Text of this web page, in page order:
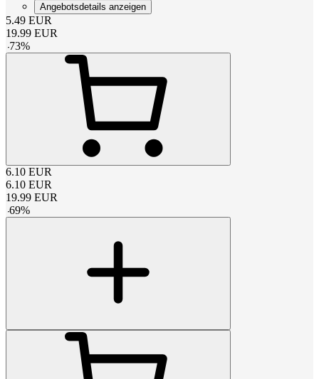
Angebotsdetails anzeigen
5.49 EUR
19.99 EUR
-73%
6.10 EUR
6.10 EUR
19.99 EUR
-69%